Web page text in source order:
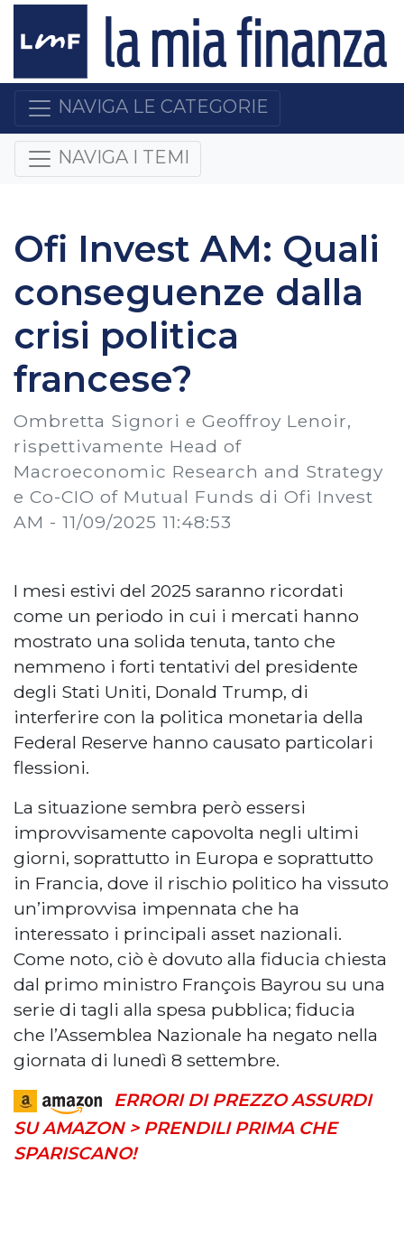
NAVIGA LE CATEGORIE
NAVIGA I TEMI
Ofi Invest AM: Quali
conseguenze dalla
crisi politica
francese?
Ombretta Signori e Geoffroy Lenoir,
rispettivamente Head of
Macroeconomic Research and Strategy
e Co-CIO of Mutual Funds di Ofi Invest
AM - 11/09/2025 11:48:53
I mesi estivi del 2025 saranno ricordati
come un periodo in cui i mercati hanno
mostrato una solida tenuta, tanto che
nemmeno i forti tentativi del presidente
degli Stati Uniti, Donald Trump, di
interferire con la politica monetaria della
Federal Reserve hanno causato particolari
flessioni.
La situazione sembra però essersi
improvvisamente capovolta negli ultimi
giorni, soprattutto in Europa e soprattutto
in Francia, dove il rischio politico ha vissuto
un’improvvisa impennata che ha
interessato i principali asset nazionali.
Come noto, ciò è dovuto alla fiducia chiesta
dal primo ministro François Bayrou su una
serie di tagli alla spesa pubblica; fiducia
che l’Assemblea Nazionale ha negato nella
giornata di lunedì 8 settembre.
ERRORI DI PREZZO ASSURDI
SU AMAZON > PRENDILI PRIMA CHE
SPARISCANO!